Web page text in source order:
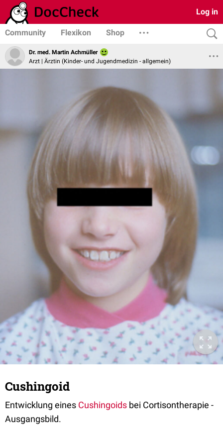
Log in
Community Flexikon Shop
Dr. med. Martin Achmüller
Arzt | Ärztin (Kinder- und Jugendmedizin - allgemein)
Cushingoid
Entwicklung eines Cushingoids bei Cortisontherapie -
Ausgangsbild.